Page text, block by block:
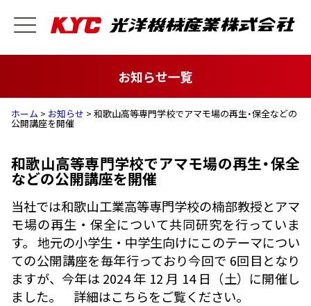
お知らせ一覧
ホーム > お知らせ > 和歌山高等専門学校でアマモ場の再生・保全などの
公開講座を開催
和歌山高等専門学校でアマモ場の再生・保全
などの公開講座を開催
当社では和歌山工業高等専門学校の楠部教授とアマ
モ場の再生・保全について共同研究を行っていま
す。 地元の小学生・中学生向けにこのテーマについ
ての公開講座を毎年行っており今回で 6回目となり
ますが、今年は 2024 年 12 月 14 日（土）に開催し
ました。 詳細はこちらをご覧ください。